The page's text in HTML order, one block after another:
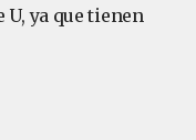
ya que tienen